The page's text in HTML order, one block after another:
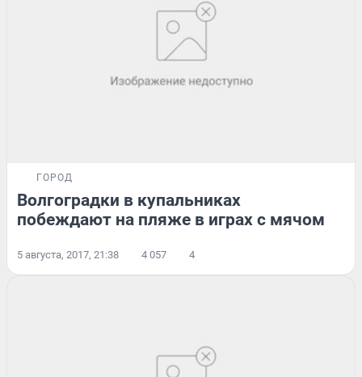
ГОРОД
Волгоградки в купальниках
побеждают на пляже в играх с мячом
5 августа, 2017, 21:38 4 057 4